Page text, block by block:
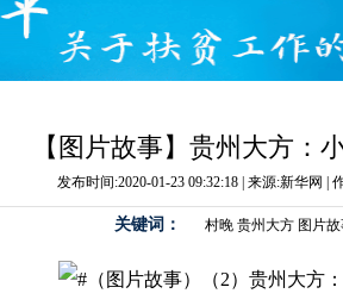
【图片故事】贵州大方：
发布时间:2020-01-23 09:32:18 | 来源:新华网 |
关键词： 村晚 贵州大方 图片